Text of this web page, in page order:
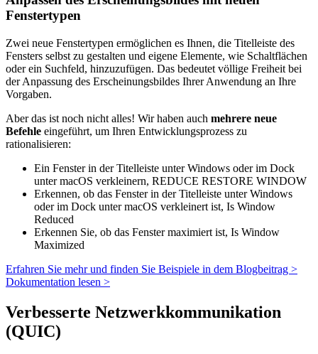
Fenstertypen
Zwei neue Fenstertypen ermöglichen es Ihnen, die Titelleiste des
Fensters selbst zu gestalten und eigene Elemente, wie Schaltflächen
oder ein Suchfeld, hinzuzufügen. Das bedeutet völlige Freiheit bei
der Anpassung des Erscheinungsbildes Ihrer Anwendung an Ihre
Vorgaben.
Aber das ist noch nicht alles! Wir haben auch mehrere neue
Befehle eingeführt, um Ihren Entwicklungsprozess zu
rationalisieren:
Ein Fenster in der Titelleiste unter Windows oder im Dock
unter macOS verkleinern, REDUCE RESTORE WINDOW
Erkennen, ob das Fenster in der Titelleiste unter Windows
oder im Dock unter macOS verkleinert ist, Is Window
Reduced
Erkennen Sie, ob das Fenster maximiert ist, Is Window
Maximized
Erfahren Sie mehr und finden Sie Beispiele in dem Blogbeitrag >
Dokumentation lesen >
Verbesserte Netzwerkkommunikation
(QUIC)